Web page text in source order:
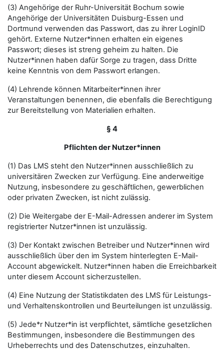
(3) Angehörige der Ruhr-Universität Bochum sowie
Angehörige der Universitäten Duisburg-Essen und
Dortmund verwenden das Passwort, das zu ihrer LoginID
gehört. Externe Nutzer*innen erhalten ein eigenes
Passwort; dieses ist streng geheim zu halten. Die
Nutzer*innen haben dafür Sorge zu tragen, dass Dritte
keine Kenntnis von dem Passwort erlangen.
(4) Lehrende können Mitarbeiter*innen ihrer
Veranstaltungen benennen, die ebenfalls die Berechtigung
zur Bereitstellung von Materialien erhalten.
§ 4
Pflichten der Nutzer*innen
(1) Das LMS steht den Nutzer*innen ausschließlich zu
universitären Zwecken zur Verfügung. Eine anderweitige
Nutzung, insbesondere zu geschäftlichen, gewerblichen
oder privaten Zwecken, ist nicht zulässig.
(2) Die Weitergabe der E-Mail-Adressen anderer im System
registrierter Nutzer*innen ist unzulässig.
(3) Der Kontakt zwischen Betreiber und Nutzer*innen wird
ausschließlich über den im System hinterlegten E-Mail-
Account abgewickelt. Nutzer*innen haben die Erreichbarkeit
unter diesem Account sicherzustellen.
(4) Eine Nutzung der Statistikdaten des LMS für Leistungs-
und Verhaltenskontrollen und Beurteilungen ist unzulässig.
(5) Jede*r Nutzer*in ist verpflichtet, sämtliche gesetzlichen
Bestimmungen, insbesondere die Bestimmungen des
Urheberrechts und des Datenschutzes, einzuhalten.